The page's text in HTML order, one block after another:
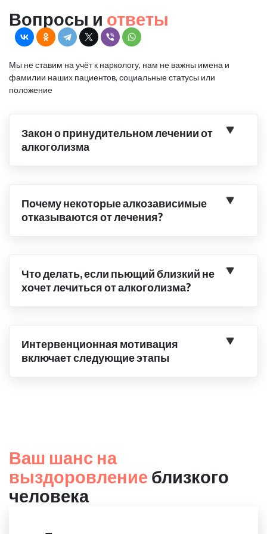
Вопросы и ответы
Мы не ставим на учёт к наркологу, нам не важны имена и
фамилии наших пациентов, социальные статусы или
положение
Закон о принудительном лечении от
алкоголизма
Почему некоторые алкозависимые
отказываются от лечения?
Что делать, если пьющий близкий не
хочет лечиться от алкоголизма?
Интервенционная мотивация
включает следующие этапы
Ваш шанс на
выздоровление близкого
человека